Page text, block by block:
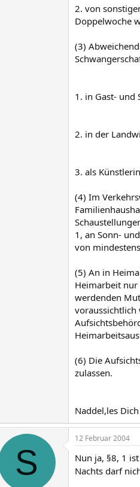
2. von
Doppelwoche
(3)
1. in Gast- und
2. in der
3. als
(4) Im
1, an Sonn-
von
(5) An in
Heimarbeit
werdenden
voraussichtlich
(6) Die
zulassen.
Naddel,les
S
12 Februar 2004
Nun ja, §8, 1
Nachts darf